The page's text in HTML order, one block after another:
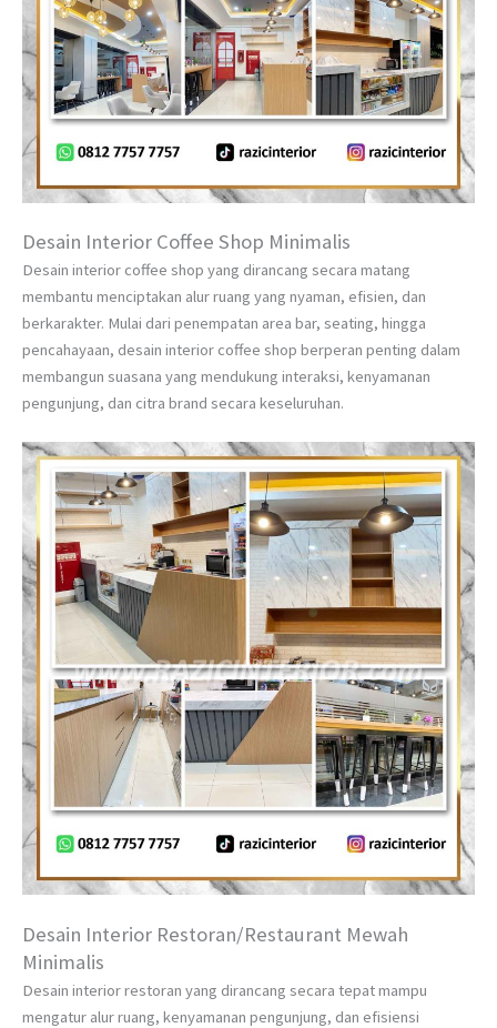
Desain Interior Coffee Shop Minimalis
Desain interior coffee shop yang dirancang secara matang
membantu menciptakan alur ruang yang nyaman, efisien, dan
berkarakter. Mulai dari penempatan area bar, seating, hingga
pencahayaan, desain interior coffee shop berperan penting dalam
membangun suasana yang mendukung interaksi, kenyamanan
pengunjung, dan citra brand secara keseluruhan.
Desain Interior Restoran/Restaurant Mewah
Minimalis
Desain interior restoran yang dirancang secara tepat mampu
mengatur alur ruang, kenyamanan pengunjung, dan efisiensi